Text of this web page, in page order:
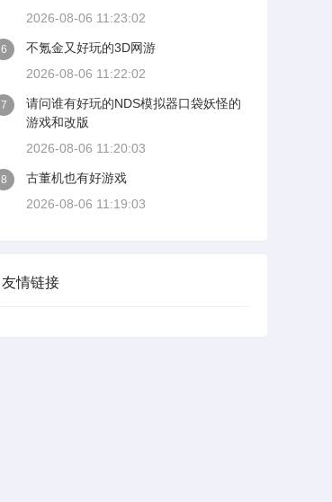
2026-08-06 11:23:02
6
不氪金又好玩的3D网游
2026-08-06 11:22:02
7
请问谁有好玩的NDS模拟器口袋妖怪的
游戏和改版
2026-08-06 11:20:03
8
古董机也有好游戏
2026-08-06 11:19:03
友情链接